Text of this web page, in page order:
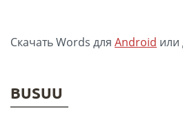
Скачать Words для Android или
BUSUU